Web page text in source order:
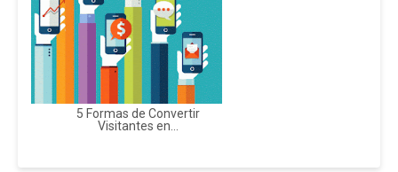
5 Formas de Convertir
Visitantes en...